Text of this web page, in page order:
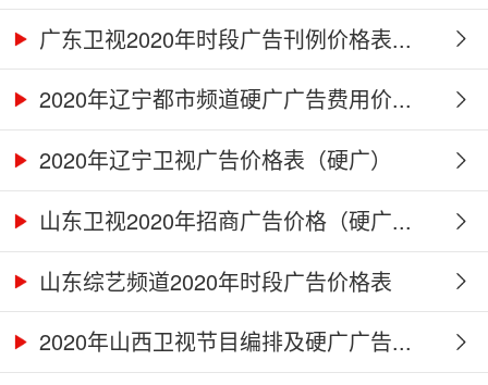
广东卫视2020年时段广告刊例价格表...
2020年辽宁都市频道硬广广告费用价...
2020年辽宁卫视广告价格表（硬广）
山东卫视2020年招商广告价格（硬广...
山东综艺频道2020年时段广告价格表
2020年山西卫视节目编排及硬广广告...